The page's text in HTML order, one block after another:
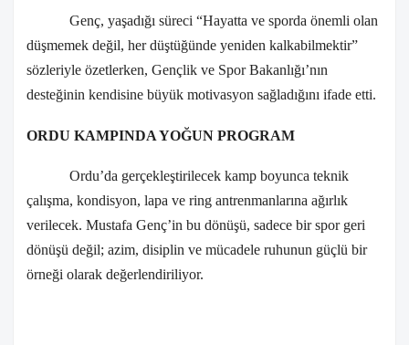
Genç, yaşadığı süreci “Hayatta ve sporda önemli olan
düşmemek değil, her düştüğünde yeniden kalkabilmektir”
sözleriyle özetlerken, Gençlik ve Spor Bakanlığı’nın
desteğinin kendisine büyük motivasyon sağladığını ifade etti.
ORDU KAMPINDA YOĞUN PROGRAM
Ordu’da gerçekleştirilecek kamp boyunca teknik
çalışma, kondisyon, lapa ve ring antrenmanlarına ağırlık
verilecek. Mustafa Genç’in bu dönüşü, sadece bir spor geri
dönüşü değil; azim, disiplin ve mücadele ruhunun güçlü bir
örneği olarak değerlendiriliyor.